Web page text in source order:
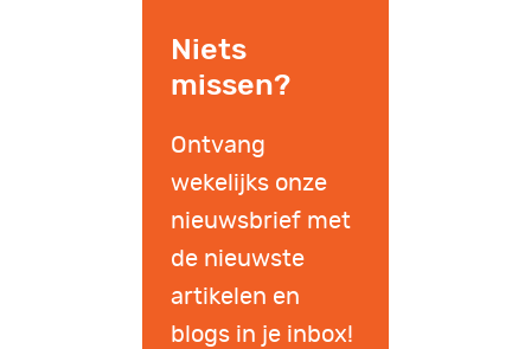
Niets
missen?
Ontvang
wekelijks onze
nieuwsbrief met
de nieuwste
artikelen en
blogs in je inbox!